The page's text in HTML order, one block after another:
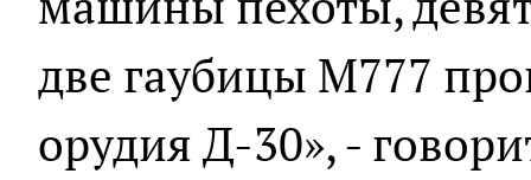
две гаубицы М777
орудия Д-30», -